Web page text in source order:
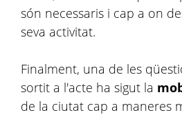
són necessaris i cap a on
seva activitat.
Finalment, una de les
sortit a l'acte ha sigut la
de la ciutat cap a maneres